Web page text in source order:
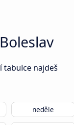
tabulce najdeš
neděle